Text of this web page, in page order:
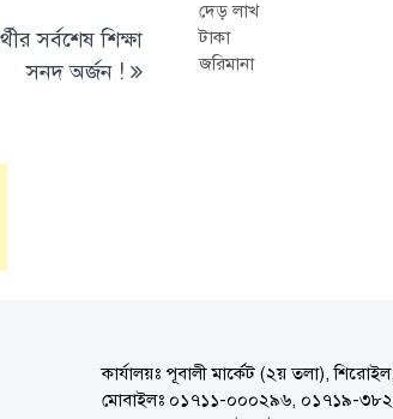
সর্বশেষ শিক্ষা
সনদ অর্জন !
কার্যালয়ঃ পূবালী মার্কেট (২য় তলা),
মোবাইলঃ ০১৭১১-০০০২৯৬, ০১৭১৯-